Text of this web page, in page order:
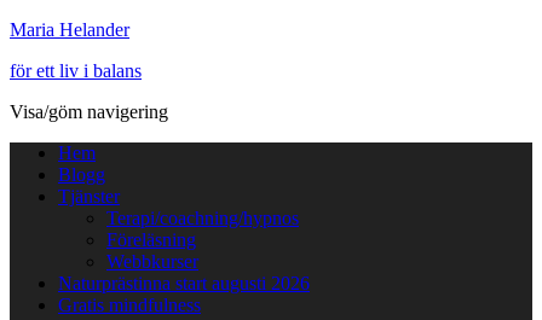
Maria Helander
för ett liv i balans
Visa/göm navigering
Hem
Blogg
Tjänster
Terapi/coachning/hypnos
Föreläsning
Webbkurser
Naturprästinna start augusti 2026
Gratis mindfulness